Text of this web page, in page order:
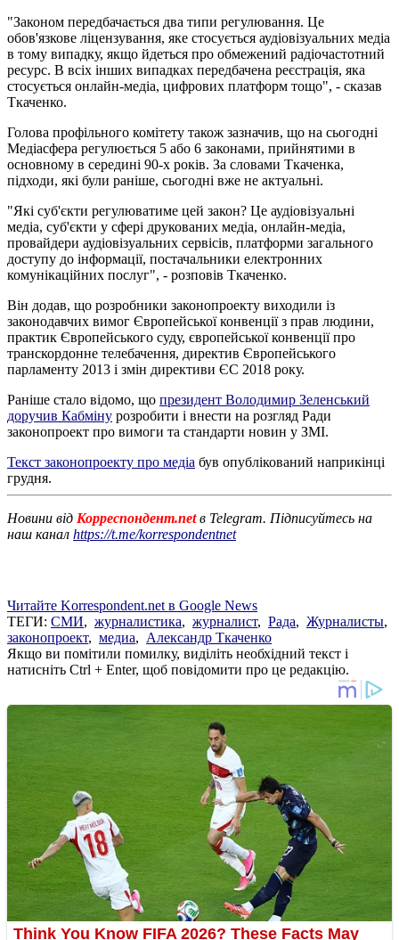
"Законом передбачається два типи регулювання. Це
обов'язкове ліцензування, яке стосується аудіовізуальних медіа
в тому випадку, якщо йдеться про обмежений радіочастотний
ресурс. В всіх інших випадках передбачена реєстрація, яка
стосується онлайн-медіа, цифрових платформ тощо", - сказав
Ткаченко.
Голова профільного комітету також зазначив, що на сьогодні
Медіасфера регулюється 5 або 6 законами, прийнятими в
основному в середині 90-х років. За словами Ткаченка,
підходи, які були раніше, сьогодні вже не актуальні.
"Які суб'єкти регулюватиме цей закон? Це аудіовізуальні
медіа, суб'єкти у сфері друкованих медіа, онлайн-медіа,
провайдери аудіовізуальних сервісів, платформи загального
доступу до інформації, постачальники електронних
комунікаційних послуг", - розповів Ткаченко.
Він додав, що розробники законопроекту виходили із
законодавчих вимог Європейської конвенції з прав людини,
практик Європейського суду, європейської конвенції про
транскордонне телебачення, директив Європейського
парламенту 2013 і змін директиви ЄС 2018 року.
Раніше стало відомо, що президент Володимир Зеленський
доручив Кабміну розробити і внести на розгляд Ради
законопроект про вимоги та стандарти новин у ЗМІ.
Текст законопроекту про медіа був опублікований наприкінці
грудня.
Новини від Корреспондент.netв Telegram. Підписуйтесь на
наш канал https://t.me/korrespondentnet
Читайте Korrespondent.net в Google News
ТЕГИ: СМИ, журналистика, журналист, Рада, Журналисты,
законопроект, медиа, Александр Ткаченко
Якщо ви помітили помилку, виділіть необхідний текст і
натисніть Ctrl + Enter, щоб повідомити про це редакцію.